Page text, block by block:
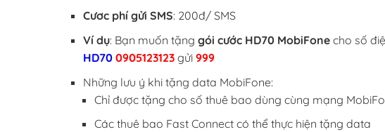
Cươc phí gửi SMS: 200đ/ SMS
Ví dụ: Bạn muốn tặng gói cước HD70 MobiFone cho số
HD70 0905123123 gửi 999
Những lưu ý khi tặng data MobiFone:
Chỉ được tặng cho số thuê bao dùng cùng mạng
Các thuê bao Fast Connect có thể thực hiện tặng data